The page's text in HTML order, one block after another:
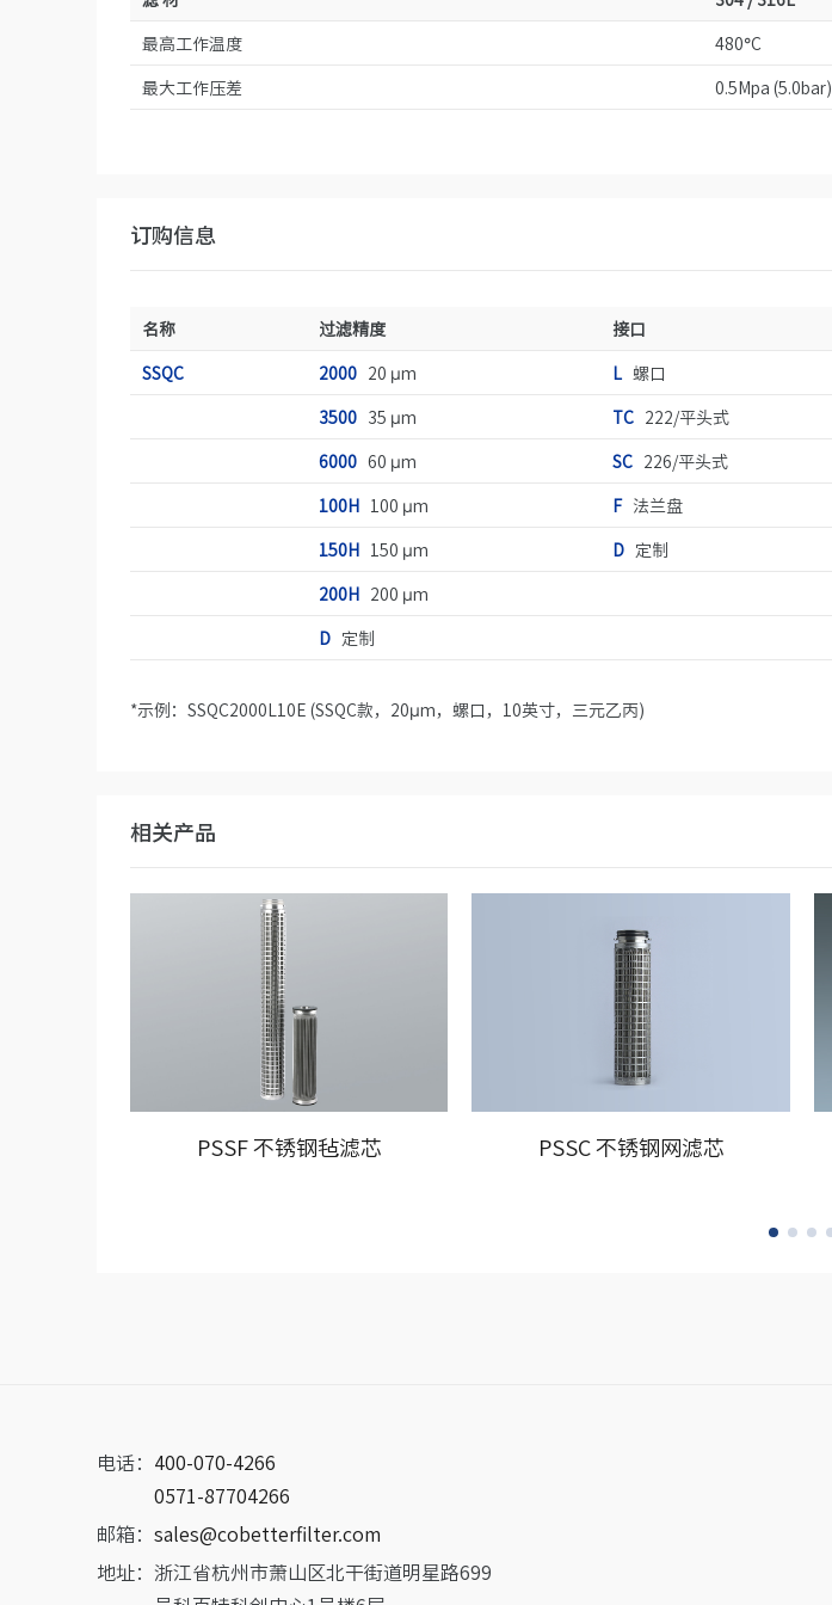
最高工作温度
480°C
最大工作压差
0.5Mpa (5.0bar)
订购信息
名称 过滤精度 接口
SSQC
200020 µm L螺口
350035 µm TC222/平头式
600060 µm SC226/平头式
100H100 µm F法兰盘
150H150 µm D定制
200H200 µm
D定制
*示例：SSQC2000L10E (SSQC款，20µm，螺口，10英寸，三元乙丙)
相关产品
PSSF 不锈钢毡滤芯 PSSC 不锈钢网滤芯
电话： 400-070-4266
0571-87704266
邮箱： sales@cobetterfilter.com
地址： 浙江省杭州市萧山区北干街道明星路699